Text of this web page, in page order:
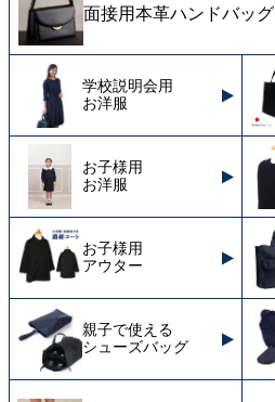
面接用本革ハンドバッグ
学校説明会用
お洋服
お子様用
お洋服
お子様用
アウター
親子で使える
シューズバッグ